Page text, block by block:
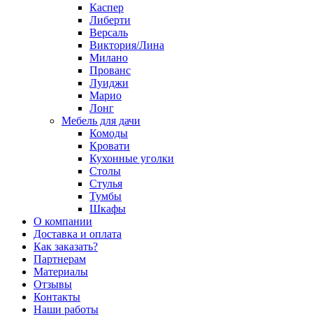
Каспер
Либерти
Версаль
Виктория/Лина
Милано
Прованс
Луиджи
Марио
Лонг
Мебель для дачи
Комоды
Кровати
Кухонные уголки
Столы
Стулья
Тумбы
Шкафы
О компании
Доставка и оплата
Как заказать?
Партнерам
Материалы
Отзывы
Контакты
Наши работы